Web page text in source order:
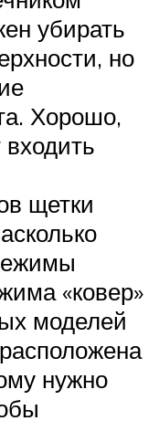
убирать
но
Хорошо,
щетки
«ковер»
моделей
нужно